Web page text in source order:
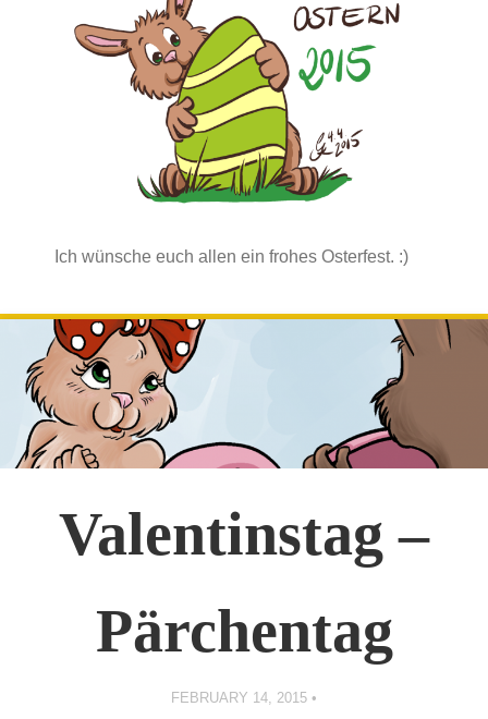
Ich wünsche euch allen ein frohes Osterfest. :)
Valentinstag –
Pärchentag
FEBRUARY 14, 2015